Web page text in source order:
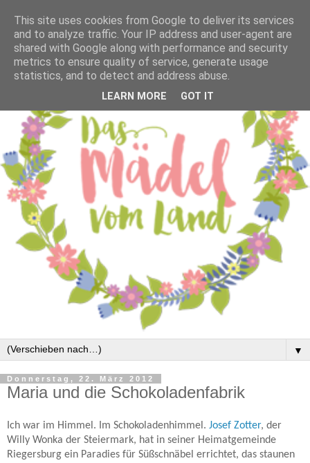
▼
Donnerstag, 22. März 2012
Maria und die Schokoladenfabrik
Ich war im Himmel. Im Schokoladenhimmel. Josef Zotter, der
Willy Wonka der Steiermark, hat in seiner Heimatgemeinde
Riegersburg ein Paradies für Süßschnäbel errichtet, das staunen
This site uses cookies from Google to deliver its services
and to analyze traffic. Your IP address and user-agent are
shared with Google along with performance and security
metrics to ensure quality of service, generate usage
statistics, and to detect and address abuse.
LEARN MORE GOT IT